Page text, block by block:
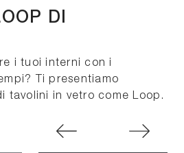
DI
i tuoi interni con i
Ti presentiamo
tavolini in vetro come Loop.